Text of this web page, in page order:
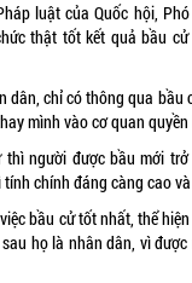
luật của Quốc hội,
thật tốt kết quả bầu
chỉ có thông qua bầu
mình vào cơ quan
người được bầu mới
chính đáng càng cao
bầu cử tốt nhất, thể
họ là nhân dân, vì